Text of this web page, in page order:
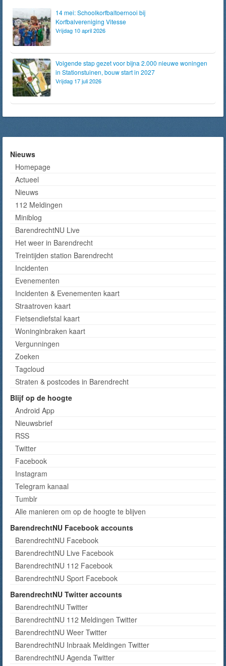
14 mei: Schoolkorfbaltoernooi bij
Korfbalvereniging Vitesse
Vrijdag 10 april 2026
Volgende stap gezet voor bijna 2.000 nieuwe woningen
in Stationstuinen, bouw start in 2027
Vrijdag 17 juli 2026
Nieuws
Homepage
Actueel
Nieuws
112 Meldingen
Miniblog
BarendrechtNU Live
Het weer in Barendrecht
Treintijden station Barendrecht
Incidenten
Evenementen
Incidenten & Evenementen kaart
Straatroven kaart
Fietsendiefstal kaart
Woninginbraken kaart
Vergunningen
Zoeken
Tagcloud
Straten & postcodes in Barendrecht
Blijf op de hoogte
Android App
Nieuwsbrief
RSS
Twitter
Facebook
Instagram
Telegram kanaal
Tumblr
Alle manieren om op de hoogte te blijven
BarendrechtNU Facebook accounts
BarendrechtNU Facebook
BarendrechtNU Live Facebook
BarendrechtNU 112 Facebook
BarendrechtNU Sport Facebook
BarendrechtNU Twitter accounts
BarendrechtNU Twitter
BarendrechtNU 112 Meldingen Twitter
BarendrechtNU Weer Twitter
BarendrechtNU Inbraak Meldingen Twitter
BarendrechtNU Agenda Twitter